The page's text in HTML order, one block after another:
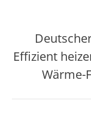
Effizient
Wärme-